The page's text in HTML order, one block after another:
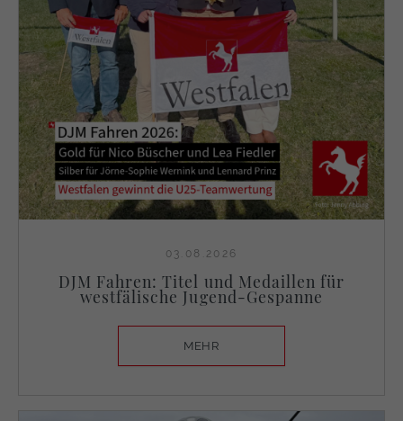
03.08.2026
DJM Fahren: Titel und Medaillen für
westfälische Jugend-Gespanne
MEHR